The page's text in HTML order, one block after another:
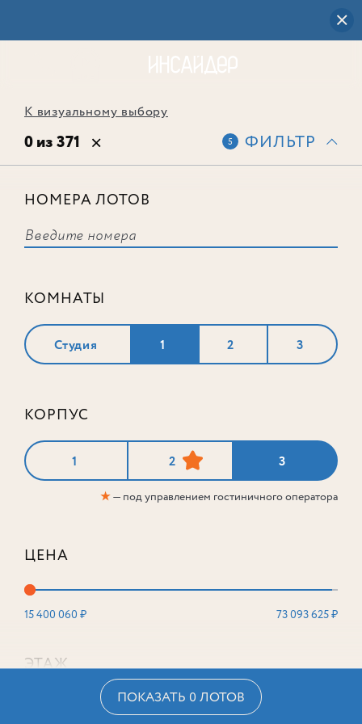
К визуальному выбору
0 из 371 5 ФИЛЬТР
НОМЕРА ЛОТОВ
КОМНАТЫ
Студия 1 2 3
КОРПУС
1 2 3
★— под управлением гостиничного оператора
ЦЕНА
15 400 060 ₽ 73 093 625 ₽
ЭТАЖ
ПОКАЗАТЬ 0 ЛОТОВ
соответствует ни одного лота